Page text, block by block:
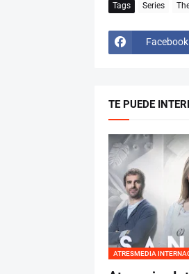
Tags Series
Facebook
TE PUEDE
ATRESMEDIA